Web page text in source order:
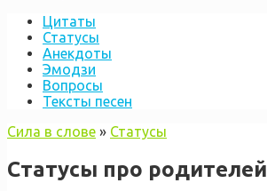
Цитаты
Статусы
Анекдоты
Эмодзи
Вопросы
Тексты песен
Сила в слове » Статусы
Статусы про родителей